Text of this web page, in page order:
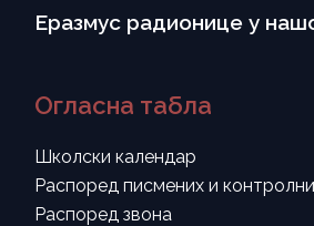
Еразмус радионице у
Огласна табла
Школски календар
Распоред писмених и
Распоред звона